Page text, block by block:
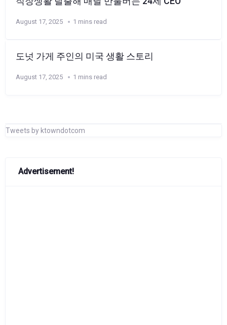
August 17, 2025 1 mins read
도넛 가게 주인의 미국 생활 스토리
August 17, 2025 1 mins read
Tweets by ktowndotcom
Advertisement!